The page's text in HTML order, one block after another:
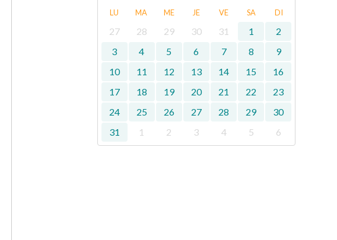
LU MA ME JE VE SA DI
27 28 29 30 31 1
2
3
4 5 6 7 8
9
10
11 12 13 14 15
16
17
18 19 20 21 22
23
24
25 26 27 28 29
30
31
1 2 3 4 5 6